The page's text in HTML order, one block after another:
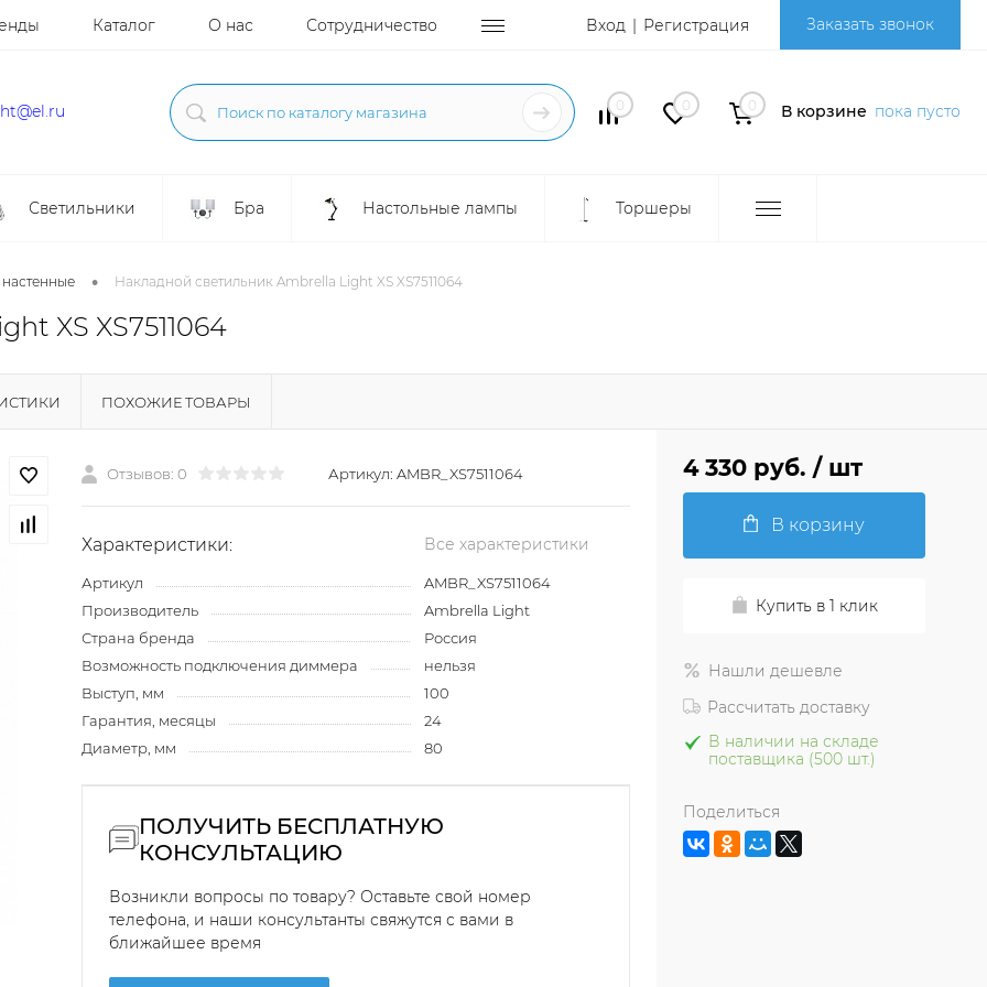
Каталог О нас Сотрудничество Вход Регистрация Заказать звонок
0 0 0 В корзине пока пусто
Светильники Бра Настольные лампы Торшеры
• Накладной светильник Ambrella Light XS XS7511064
XS XS7511064
ПОХОЖИЕ ТОВАРЫ
Отзывов: 0 Артикул: AMBR_XS7511064
Характеристики: Все характеристики
Артикул
AMBR_XS7511064
Производитель
Ambrella Light
Страна бренда
Россия
Возможность подключения диммера
нельзя
Выступ, мм
100
Гарантия, месяцы
24
Диаметр, мм
80
ПОЛУЧИТЬ БЕСПЛАТНУЮ
КОНСУЛЬТАЦИЮ
Возникли вопросы по товару? Оставьте свой номер
телефона, и наши консультанты свяжутся с вами в
ближайшее время
4 330 руб. / шт
В корзину
Купить в 1 клик
Нашли дешевле
Рассчитать доставку
В наличии на складе
поставщика (500 шт.)
Поделиться